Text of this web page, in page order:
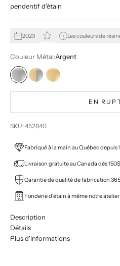
pendentif d'étain
2023 Les couleurs de
Couleur Métal:Argent
ArgentDeux tons
Or
EN
SKU: 452840
Fabriqué à la main au Québec depuis
Livraison gratuite au Canada dès 150$
Garantie de qualité de fabrication
Fonderie d'étain à même notre atelier
Description
Détails
Plus d'informations